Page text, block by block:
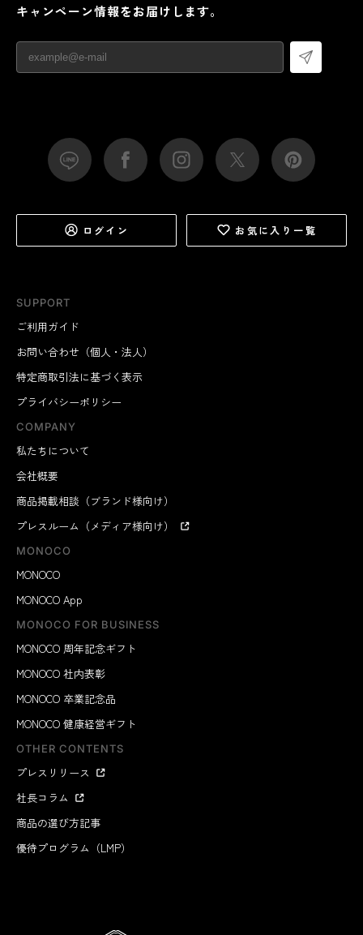
SUPPORT
ご利用ガイド
お問い合わせ（個人・法人）
特定商取引法に基づく表示
プライバシーポリシー
COMPANY
私たちについて
会社概要
商品掲載相談（ブランド様向け）
プレスルーム（メディア様向け）
MONOCO
MONOCO
MONOCO App
MONOCO FOR BUSINESS
MONOCO 周年記念ギフト
MONOCO 社内表彰
MONOCO 卒業記念品
MONOCO 健康経営ギフト
OTHER CONTENTS
プレスリリース
社長コラム
商品の選び方記事
優待プログラム（LMP）
キャンペーン情報をお届けします。
ログイン お気に入り一覧